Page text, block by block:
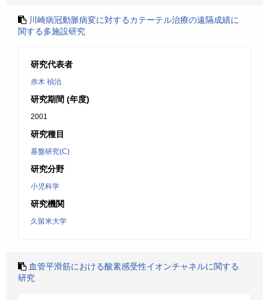
川崎病冠動脈病変に対するカテーテル治療の遠隔成績に
関する多施設研究
研究代表者
赤木 禎治
研究期間 (年度)
2001
研究種目
基盤研究(C)
研究分野
小児科学
研究機関
久留米大学
血管平滑筋における酸素感受性イオンチャネルに関する
研究